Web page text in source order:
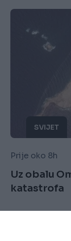
SVIJET
Prije oko 8h
Uz obalu
katastrofa